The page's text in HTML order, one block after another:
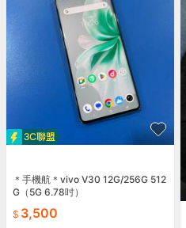
＊手機航＊vivo V30 12G/256G 512
G（5G 6.78吋）
3,500